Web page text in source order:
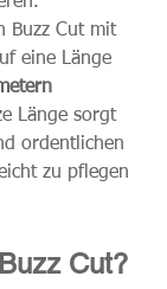
Buzz Cut mit
eine Länge
Länge sorgt
ordentlichen
zu pflegen
Cut?